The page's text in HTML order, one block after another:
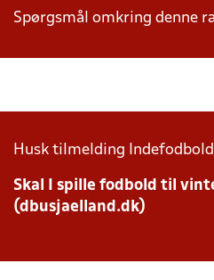
Spørgsmål omkring denne
Husk tilmelding
Skal I spille fodbold til
(dbusjaelland.dk)